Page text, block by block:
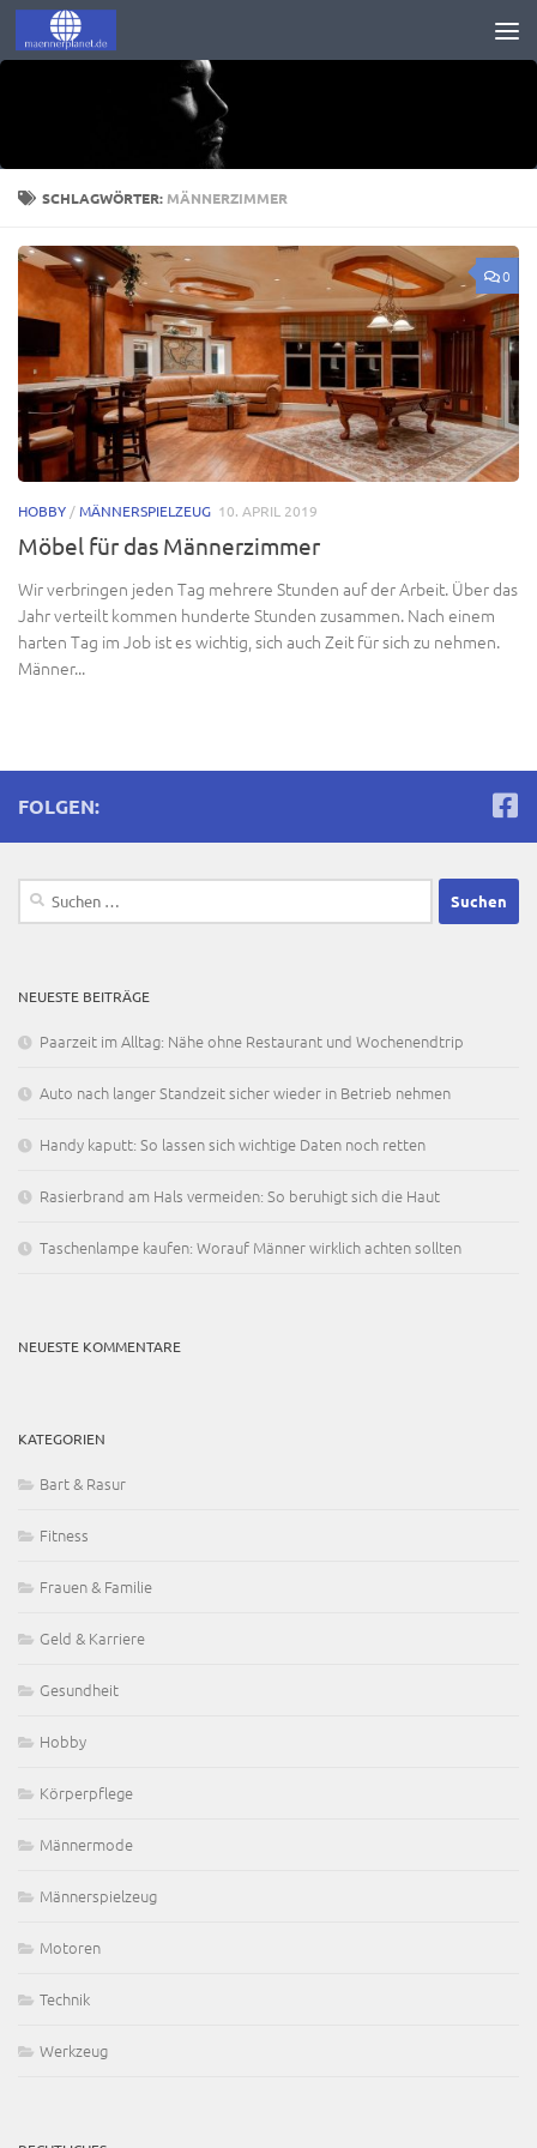
Zum Inhalt springen
SCHLAGWÖRTER: MÄNNERZIMMER
0
HOBBY /MÄNNERSPIELZEUG 10. APRIL 2019
Möbel für das Männerzimmer
Wir verbringen jeden Tag mehrere Stunden auf der Arbeit. Über das
Jahr verteilt kommen hunderte Stunden zusammen. Nach einem
harten Tag im Job ist es wichtig, sich auch Zeit für sich zu nehmen.
Männer...
FOLGEN:
Suchen
nach:
NEUESTE BEITRÄGE
Paarzeit im Alltag: Nähe ohne Restaurant und Wochenendtrip
Auto nach langer Standzeit sicher wieder in Betrieb nehmen
Handy kaputt: So lassen sich wichtige Daten noch retten
Rasierbrand am Hals vermeiden: So beruhigt sich die Haut
Taschenlampe kaufen: Worauf Männer wirklich achten sollten
NEUESTE KOMMENTARE
KATEGORIEN
Bart & Rasur
Fitness
Frauen & Familie
Geld & Karriere
Gesundheit
Hobby
Körperpflege
Männermode
Männerspielzeug
Motoren
Technik
Werkzeug